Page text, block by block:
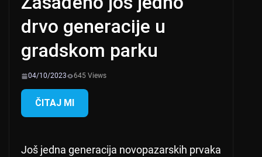
drvo generacije u
gradskom parku
04/10/2023 645 Views
ČITAJ MI
Još jedna generacija novopazarskih prvaka